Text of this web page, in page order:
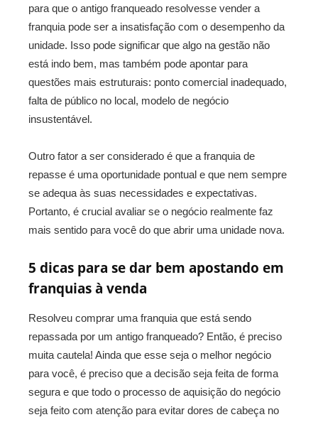
para que o antigo franqueado resolvesse vender a
franquia pode ser a insatisfação com o desempenho da
unidade. Isso pode significar que algo na gestão não
está indo bem, mas também pode apontar para
questões mais estruturais: ponto comercial inadequado,
falta de público no local, modelo de negócio
insustentável.
Outro fator a ser considerado é que a franquia de
repasse é uma oportunidade pontual e que nem sempre
se adequa às suas necessidades e expectativas.
Portanto, é crucial avaliar se o negócio realmente faz
mais sentido para você do que abrir uma unidade nova.
5 dicas para se dar bem apostando em
franquias à venda
Resolveu comprar uma franquia que está sendo
repassada por um antigo franqueado? Então, é preciso
muita cautela! Ainda que esse seja o melhor negócio
para você, é preciso que a decisão seja feita de forma
segura e que todo o processo de aquisição do negócio
seja feito com atenção para evitar dores de cabeça no